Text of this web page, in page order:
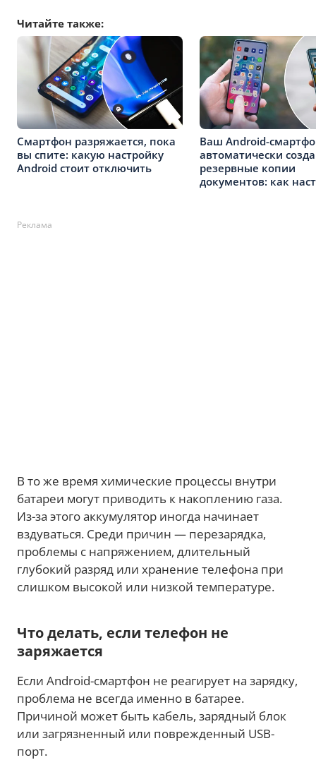
Читайте также:
Смартфон разряжается, пока
вы спите: какую настройку
Android стоит отключить
Ваш Android-
автоматически
резервные копии
документов: как
Реклама
В то же время химические процессы внутри
батареи могут приводить к накоплению газа.
Из-за этого аккумулятор иногда начинает
вздуваться. Среди причин — перезарядка,
проблемы с напряжением, длительный
глубокий разряд или хранение телефона при
слишком высокой или низкой температуре.
Что делать, если телефон не
заряжается
Если Android-смартфон не реагирует на зарядку,
проблема не всегда именно в батарее.
Причиной может быть кабель, зарядный блок
или загрязненный или поврежденный USB-
порт.